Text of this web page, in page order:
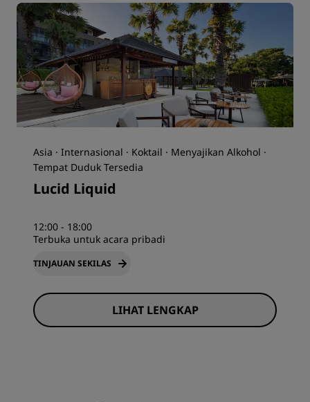
Asia · Internasional · Koktail · Menyajikan Alkohol ·
Tempat Duduk Tersedia
Lucid Liquid
12:00 - 18:00
Terbuka untuk acara pribadi
TINJAUAN SEKILAS
LIHAT LENGKAP